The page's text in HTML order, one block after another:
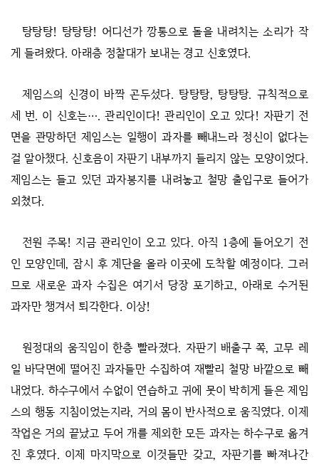
탕탕탕! 탕탕탕! 어디선가 깡통으로 돌을 내려치는 소리가 작
게 들려왔다. 아래층 정찰대가 보내는 경고 신호였다.
제임스의 신경이 바짝 곤두섰다. 탕탕탕, 탕탕탕. 규칙적으로
세 번. 이 신호는…. 관리인이다! 관리인이 오고 있다! 자판기 전
면을 관망하던 제임스는 일행이 과자를 빼내느라 정신이 없다는
걸 알아챘다. 신호음이 자판기 내부까지 들리지 않는 모양이었다.
제임스는 들고 있던 과자봉지를 내려놓고 철망 출입구로 들어가
외쳤다.
전원 주목! 지금 관리인이 오고 있다. 아직 1층에 들어오기 전
인 모양인데, 잠시 후 계단을 올라 이곳에 도착할 예정이다. 그러
므로 새로운 과자 수집은 여기서 당장 포기하고, 아래로 수거된
과자만 챙겨서 퇴각한다. 이상!
원정대의 움직임이 한층 빨라졌다. 자판기 배출구 쪽, 고무 레
일 바닥면에 떨어진 과자들만 수집하여 재빨리 철망 바깥으로 빼
내었다. 하수구에서 수없이 연습하고 귀에 못이 박히게 들은 제임
스의 행동 지침이었는지라, 거의 몸이 반사적으로 움직였다. 이제
작업은 거의 끝났고 두어 개를 제외한 모든 과자는 하수구로 옮겨
진 후였다. 이제 마지막으로 이것들만 갖고, 자판기를 빠져나간